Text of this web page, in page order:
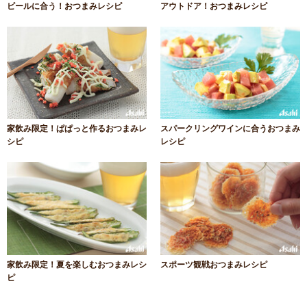
ビールに合う！おつまみレシピ アウトドア！おつまみレシピ
家飲み限定！ぱぱっと作るおつまみレ
シピ
スパークリングワインに合うおつまみ
レシピ
家飲み限定！夏を楽しむおつまみレシ
ピ
スポーツ観戦おつまみレシピ